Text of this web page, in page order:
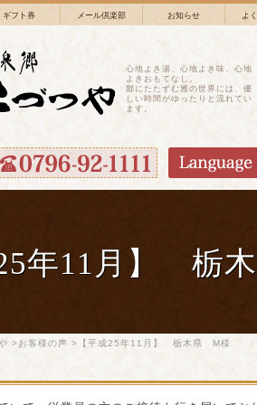
ギフト券 メール倶楽部 お知らせ よ
心地よき湯、心地よき味、心地
よきおもてなし。
鄙にたたずむ雅の世界には、優
しい時間がゆったりと流れてい
ます。
25年11月】 栃
>お客様の声 >【平成25年11月】 栃木県 M様